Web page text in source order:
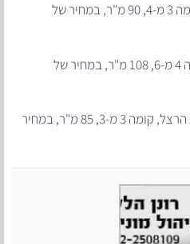
דירת 4 חדרים בטירת הכרמל, קומה 3 מ-4, 90 מ"ר, במחיר של
דירת 4 חדרים בפתח תקווה, קומה 4 מ-6, 108 מ"ר, במחיר של
דירת 4 חדרים בדימונה, בשדרות הרצל, קומה 3 מ-3, 85 מ"ר, במחיר